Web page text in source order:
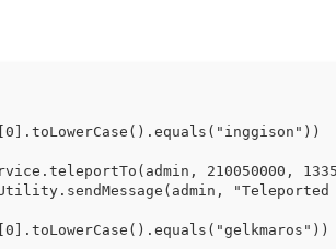
210050000,
"Teleported